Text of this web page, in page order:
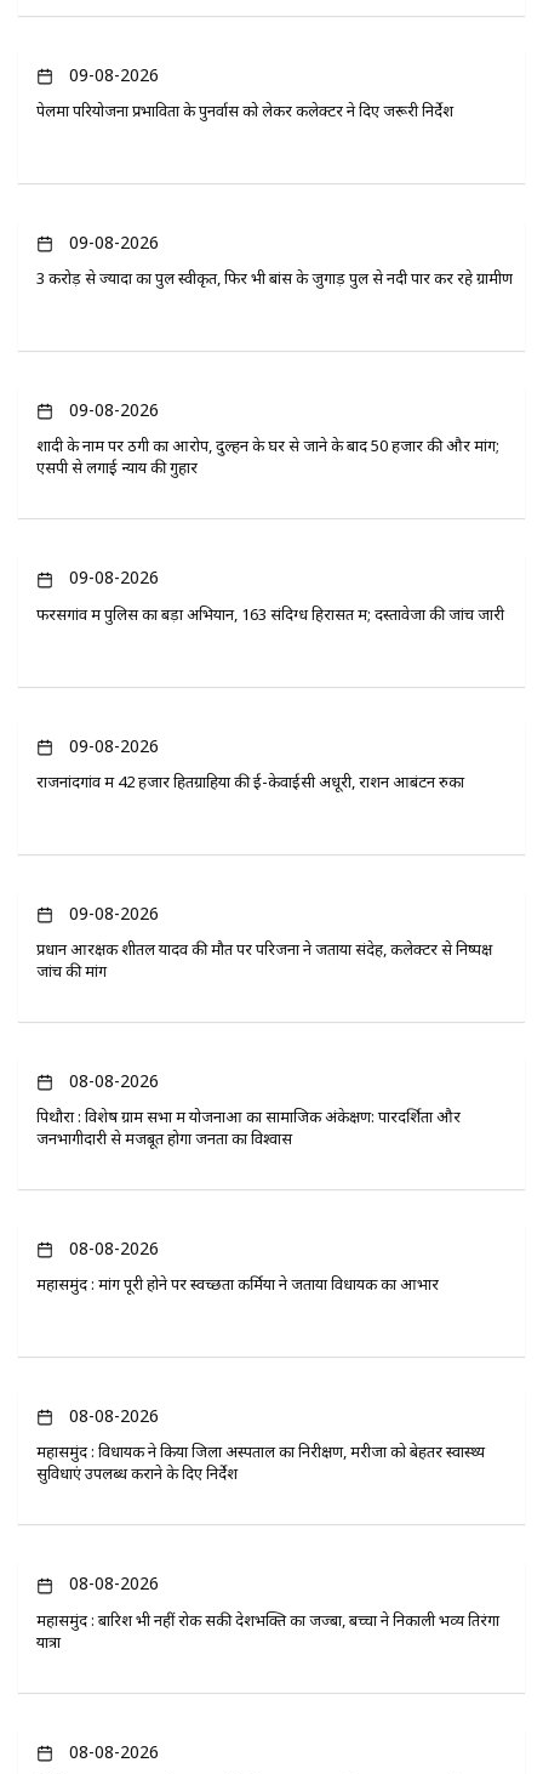
09-08-2026
पेलमा परियोजना प्रभावितों के पुनर्वास को लेकर कलेक्टर ने दिए जरूरी निर्देश
09-08-2026
3 करोड़ से ज्यादा का पुल स्वीकृत, फिर भी बांस के जुगाड़ पुल से नदी पार कर रहे ग्रामीण
09-08-2026
शादी के नाम पर ठगी का आरोप, दुल्हन के घर से जाने के बाद 50 हजार की और मांग;
एसपी से लगाई न्याय की गुहार
09-08-2026
फरसगांव में पुलिस का बड़ा अभियान, 163 संदिग्ध हिरासत में; दस्तावेजों की जांच जारी
09-08-2026
राजनांदगांव में 42 हजार हितग्राहियों की ई-केवाईसी अधूरी, राशन आबंटन रुका
09-08-2026
प्रधान आरक्षक शीतल यादव की मौत पर परिजनों ने जताया संदेह, कलेक्टर से निष्पक्ष
जांच की मांग
08-08-2026
पिथौरा : विशेष ग्राम सभा में योजनाओं का सामाजिक अंकेक्षण: पारदर्शिता और
जनभागीदारी से मजबूत होगा जनता का विश्वास
08-08-2026
महासमुंद : मांग पूरी होने पर स्वच्छता कर्मियों ने जताया विधायक का आभार
08-08-2026
महासमुंद : विधायक ने किया जिला अस्पताल का निरीक्षण, मरीजों को बेहतर स्वास्थ्य
सुविधाएं उपलब्ध कराने के दिए निर्देश
08-08-2026
महासमुंद : बारिश भी नहीं रोक सकी देशभक्ति का जज्बा, बच्चों ने निकाली भव्य तिरंगा
यात्रा
08-08-2026